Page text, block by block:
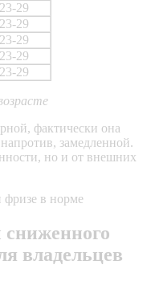
23-29
23-29
23-29
23-29
23-29
фактически она
замедленной.
но и от внешних
владельцев